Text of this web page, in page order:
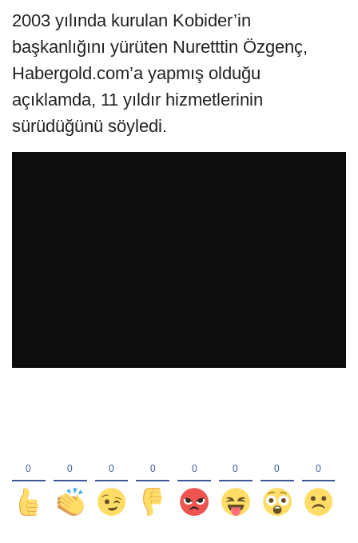
2003 yılında kurulan Kobider’in
başkanlığını yürüten Nuretttin Özgenç,
Habergold.com’a yapmış olduğu
açıklamda, 11 yıldır hizmetlerinin
sürüdüğünü söyledi.